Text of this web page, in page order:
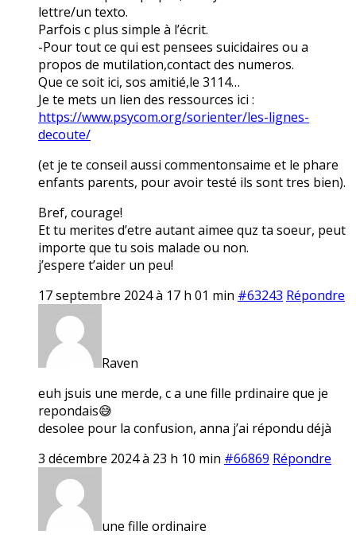
lettre/un texto.
Parfois c plus simple à l’écrit.
-Pour tout ce qui est pensees suicidaires ou a
propos de mutilation,contact des numeros.
Que ce soit ici, sos amitié,le 3114…
Je te mets un lien des ressources ici :
https://www.psycom.org/sorienter/les-lignes-
decoute/
(et je te conseil aussi commentonsaime et le phare
enfants parents, pour avoir testé ils sont tres bien).
Bref, courage!
Et tu merites d’etre autant aimee quz ta soeur, peut
importe que tu sois malade ou non.
j’espere t’aider un peu!
17 septembre 2024 à 17 h 01 min #63243 Répondre
Raven
euh jsuis une merde, c a une fille prdinaire que je
repondais😅
desolee pour la confusion, anna j’ai répondu déjà
3 décembre 2024 à 23 h 10 min #66869 Répondre
une fille ordinaire